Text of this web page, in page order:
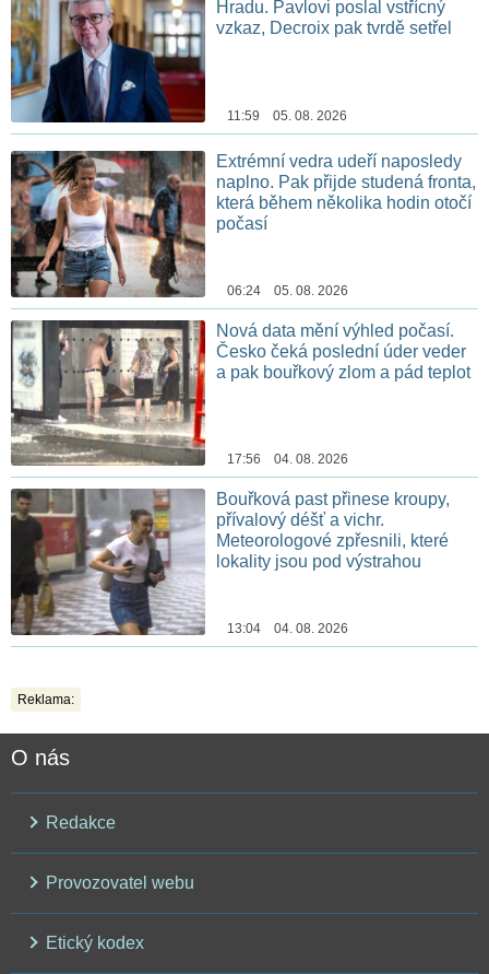
Hradu. Pavlovi poslal vstřícný
vzkaz, Decroix pak tvrdě setřel
11:59 05. 08. 2026
Extrémní vedra udeří naposledy
naplno. Pak přijde studená fronta,
která během několika hodin otočí
počasí
06:24 05. 08. 2026
Nová data mění výhled počasí.
Česko čeká poslední úder veder
a pak bouřkový zlom a pád teplot
17:56 04. 08. 2026
Bouřková past přinese kroupy,
přívalový déšť a vichr.
Meteorologové zpřesnili, které
lokality jsou pod výstrahou
13:04 04. 08. 2026
Reklama:
O nás
Redakce
Provozovatel webu
Etický kodex